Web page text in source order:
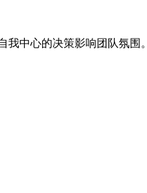
中心的决策影响团队氛围。